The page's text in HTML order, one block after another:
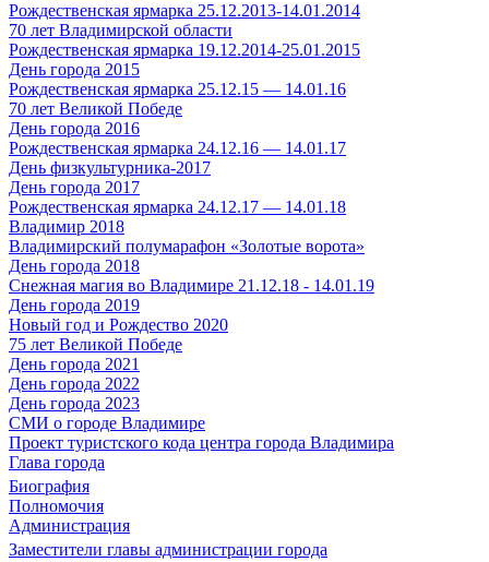
Рождественская ярмарка 25.12.2013-14.01.2014
70 лет Владимирской области
Рождественская ярмарка 19.12.2014-25.01.2015
День города 2015
Рождественская ярмарка 25.12.15 — 14.01.16
70 лет Великой Победе
День города 2016
Рождественская ярмарка 24.12.16 — 14.01.17
День физкультурника-2017
День города 2017
Рождественская ярмарка 24.12.17 — 14.01.18
Владимир 2018
Владимирский полумарафон «Золотые ворота»
День города 2018
Снежная магия во Владимире 21.12.18 - 14.01.19
День города 2019
Новый год и Рождество 2020
75 лет Великой Победе
День города 2021
День города 2022
День города 2023
СМИ о городе Владимире
Проект туристского кода центра города Владимира
Глава города
Биография
Полномочия
Администрация
Заместители главы администрации города